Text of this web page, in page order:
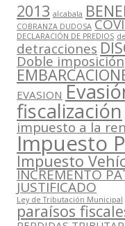
2013 alcabala
COBRANZA DUDOSA
DECLARACIÓN DE PREDIOS
detracciones
Doble imposición
EVASION
fiscalización
impuesto a la
Impuesto
Impuesto
INCREMENTO
JUSTIFICADO
Ley de Tributación Municipal
paraísos